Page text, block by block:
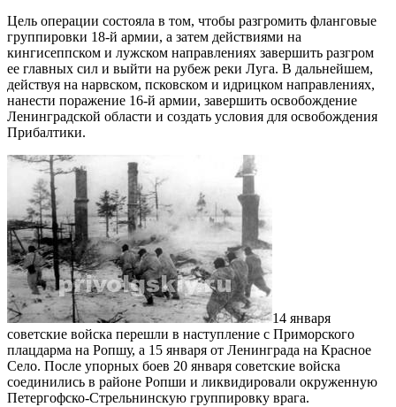
Цель операции состояла в том, чтобы разгромить фланговые
группировки 18-й армии, а затем действиями на
кингисеппском и лужском направлениях завершить разгром
ее главных сил и выйти на рубеж реки Луга. В дальнейшем,
действуя на нарвском, псковском и идрицком направлениях,
нанести поражение 16-й армии, завершить освобождение
Ленинградской области и создать условия для освобождения
Прибалтики.
14 января
советские войска перешли в наступление с Приморского
плацдарма на Ропшу, а 15 января от Ленинграда на Красное
Село. После упорных боев 20 января советские войска
соединились в районе Ропши и ликвидировали окруженную
Петергофско-Стрельнинскую группировку врага.